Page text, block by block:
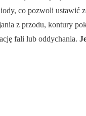
co pozwoli
z przodu, kontury
fali lub oddychania.